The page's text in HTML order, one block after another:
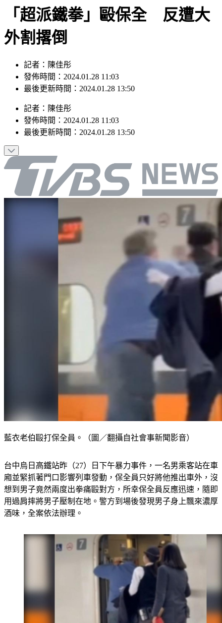
「超派鐵拳」毆保全 反遭大
外割撂倒
記者：陳佳彤
發佈時間：2024.01.28 11:03
最後更新時間：2024.01.28 13:50
記者 ： 陳佳彤
發佈時間： 2024.01.28 11:03
最後更新時間： 2024.01.28 13:50
藍衣老伯毆打保全員。（圖／翻攝自社會事新聞影音）
台中烏日高鐵站昨（27）日下午暴力事件，一名男乘客站在車
廂並緊抓著門口影響列車發動，保全員只好將他推出車外，沒
想到男子竟然兩度出拳痛毆對方，所幸保全員反應迅速，隨即
用過肩摔將男子壓制在地。警方到場後發現男子身上飄來濃厚
酒味，全案依法辦理。